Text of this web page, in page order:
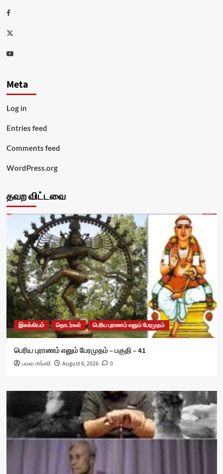
Facebook
Twitter
Youtube
Meta
Log in
Entries feed
Comments feed
WordPress.org
தவற விட்டவை
இலக்கியம் தொடர்கள் பெரிய புராணம் எனும் பேரமுதம்
பெரிய புராணம் எனும் பேரமுதம் – பகுதி – 41
பவள சங்கரி August 6, 2026 0